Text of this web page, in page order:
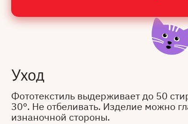
Уход
Фототекстиль выдерживает до 50
30°. Не отбеливать. Изделие можно
изнаночной стороны.